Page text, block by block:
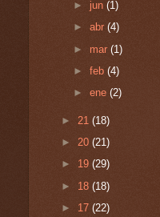
►jun(1)
►abr(4)
► mar(1)
►feb(4)
►ene(2)
► 21 (18)
► 20 (21)
► 19 (29)
► 18 (18)
► 17 (22)